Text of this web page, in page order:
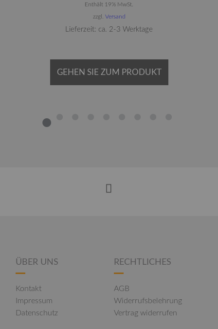
war:
€449,00
Enthält 19% MwSt.
zzgl. Versand
Lieferzeit: ca. 2-3 Werktage
GEHEN SIE ZUM PRODUKT
1
ÜBER UNS
Kontakt
Impressum
Datenschutz
RECHTLICHES
AGB
Widerrufsbelehrung
Vertrag widerrufen